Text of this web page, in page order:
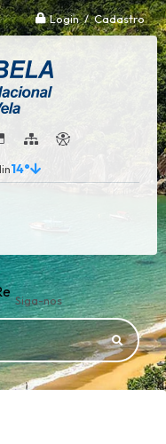
Login / Cadastro
14°
Siga-nos